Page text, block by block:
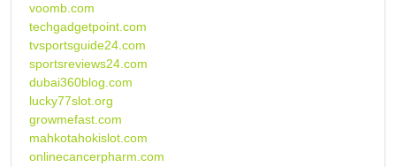
voomb.com
techgadgetpoint.com
tvsportsguide24.com
sportsreviews24.com
dubai360blog.com
lucky77slot.org
growmefast.com
mahkotahokislot.com
onlinecancerpharm.com